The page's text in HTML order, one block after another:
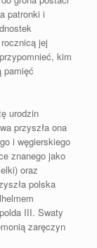
patronki i
jej
kim
pamięć
urodzin
przyszła ona
i węgierskiego
znanego jako
oraz
polska
III. Swaty
zaręczyn